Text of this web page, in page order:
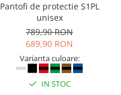
Pantofi de protectie S1PL
unisex
789,90 RON
689,90 RON
Varianta culoare:
IN STOC